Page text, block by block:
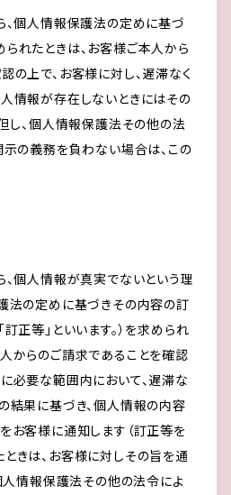
、個人情報保護法の定めに基づ
れたときは、お客様ご本人から
の上で、お客様に対し、遅滞なく
情報が存在しないときにはその
但し、個人情報保護法その他の法
示の義務を負わない場合は、この
、個人情報が真実でないという理
法の定めに基づきその内容の訂
正等」といいます。）を求められ
からのご請求であることを確認
必要な範囲内において、遅滞な
結果に基づき、個人情報の内容
お客様に通知します（訂正等を
きは、お客様に対しその旨を通
個人情報保護法その他の法令によ